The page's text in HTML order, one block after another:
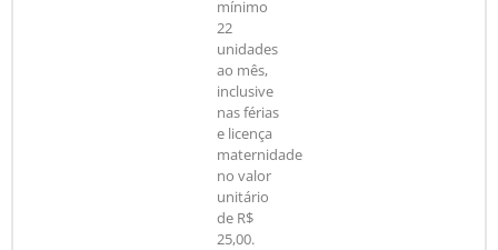
mínimo
22
unidades
ao mês,
inclusive
nas férias
e licença
maternidade
no valor
unitário
de R$
25,00.